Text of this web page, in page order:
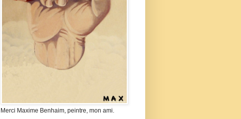
Merci Maxime Benhaim, peintre, mon ami.